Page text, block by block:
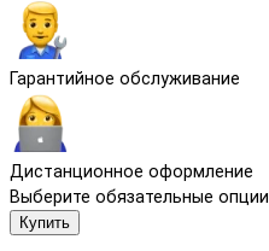
Гарантийное обслуживание
Дистанционное оформление
Выберите обязательные опции
Купить